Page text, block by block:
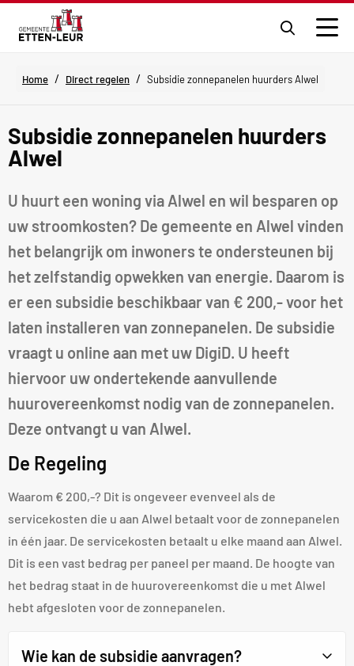
naar
Home / Direct regelen / Subsidie zonnepanelen huurders Alwel
Subsidie zonnepanelen huurders
Alwel
U huurt een woning via Alwel en wil besparen op
uw stroomkosten? De gemeente en Alwel vinden
het belangrijk om inwoners te ondersteunen bij
het zelfstandig opwekken van energie. Daarom is
er een subsidie beschikbaar van € 200,- voor het
laten installeren van zonnepanelen. De subsidie
vraagt u online aan met uw DigiD. U heeft
hiervoor uw ondertekende aanvullende
huurovereenkomst nodig van de zonnepanelen.
Deze ontvangt u van Alwel.
De Regeling
Waarom € 200,-? Dit is ongeveer evenveel als de
servicekosten die u aan Alwel betaalt voor de zonnepanelen
in één jaar. De servicekosten betaalt u elke maand aan Alwel.
Dit is een vast bedrag per paneel per maand. De hoogte van
het bedrag staat in de huurovereenkomst die u met Alwel
hebt afgesloten voor de zonnepanelen.
Wie kan de subsidie aanvragen?